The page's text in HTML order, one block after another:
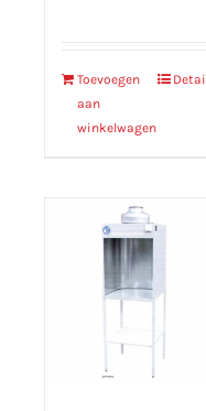
Toevoegen
aan
winkelwagen